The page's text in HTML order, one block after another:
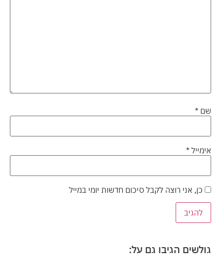
שם *
אימייל *
כן, אני רוצה לקבל סיכום חדשות יומי במייל
גולשים הגיבו גם על: